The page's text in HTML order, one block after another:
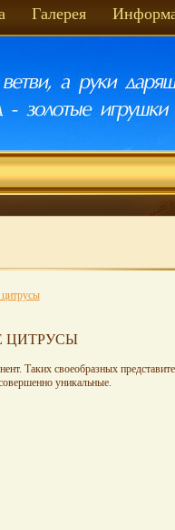
Галерея
ЦИТРУСЫ
Таких своеобразных
уникальные.